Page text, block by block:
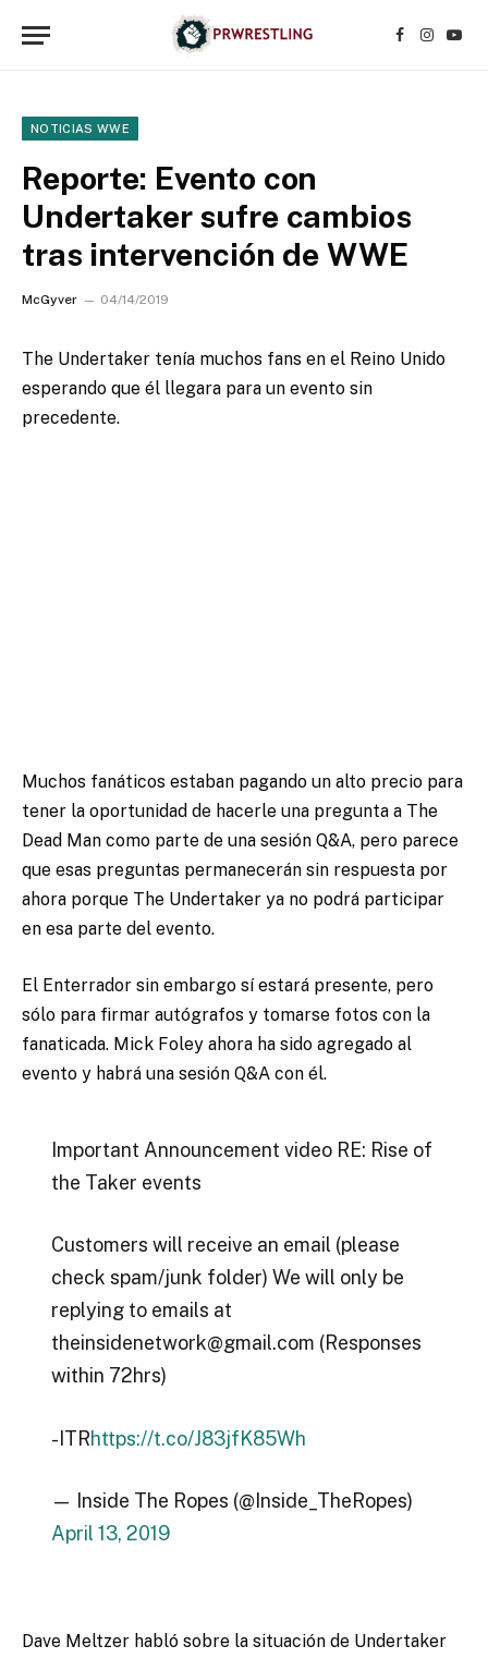
Facebook
NOTICIAS WWE
Reporte: Evento con
Undertaker sufre cambios
tras intervención de WWE
McGyver 04/14/2019
The Undertaker tenía muchos fans en el Reino Unido
esperando que él llegara para un evento sin
precedente.
Muchos fanáticos estaban pagando un alto precio para
tener la oportunidad de hacerle una pregunta a The
Dead Man como parte de una sesión Q&A, pero parece
que esas preguntas permanecerán sin respuesta por
ahora porque The Undertaker ya no podrá participar
en esa parte del evento.
El Enterrador sin embargo sí estará presente, pero
sólo para firmar autógrafos y tomarse fotos con la
fanaticada. Mick Foley ahora ha sido agregado al
evento y habrá una sesión Q&A con él.
Important Announcement video RE: Rise of
the Taker events
Customers will receive an email (please
check spam/junk folder) We will only be
replying to emails at
theinsidenetwork@gmail.com (Responses
within 72hrs)
-ITRhttps://t.co/J83jfK85Wh
— Inside The Ropes (@Inside_TheRopes)
April 13, 2019
Dave Meltzer habló sobre la situación de Undertaker